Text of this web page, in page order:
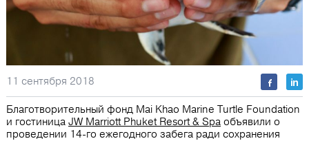
11 сентября 2018
Благотворительный фонд Mai Khao Marine Turtle Foundation
и гостиница JW Marriott Phuket Resort & Spa объявили о
проведении 14-го ежегодного забега ради сохранения